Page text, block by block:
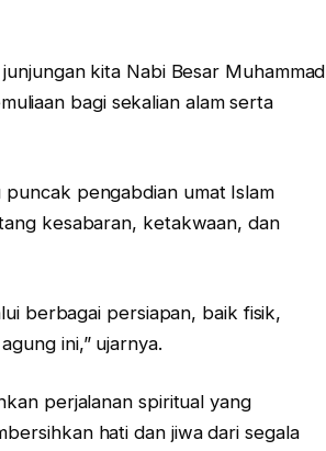
kita Nabi Besar Muhammad
bagi sekalian alam serta
puncak pengabdian umat Islam
kesabaran, ketakwaan, dan
berbagai persiapan, baik fisik,
ini,” ujarnya.
perjalanan spiritual yang
hati dan jiwa dari segala